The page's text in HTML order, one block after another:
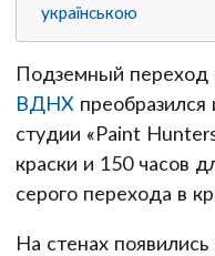
українською
Подземный переход
ВДНХ
студии «Paint
краски и 150 часов
серого перехода в
На стенах